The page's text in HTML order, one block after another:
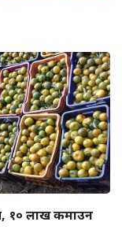
१० लाख कमाउन